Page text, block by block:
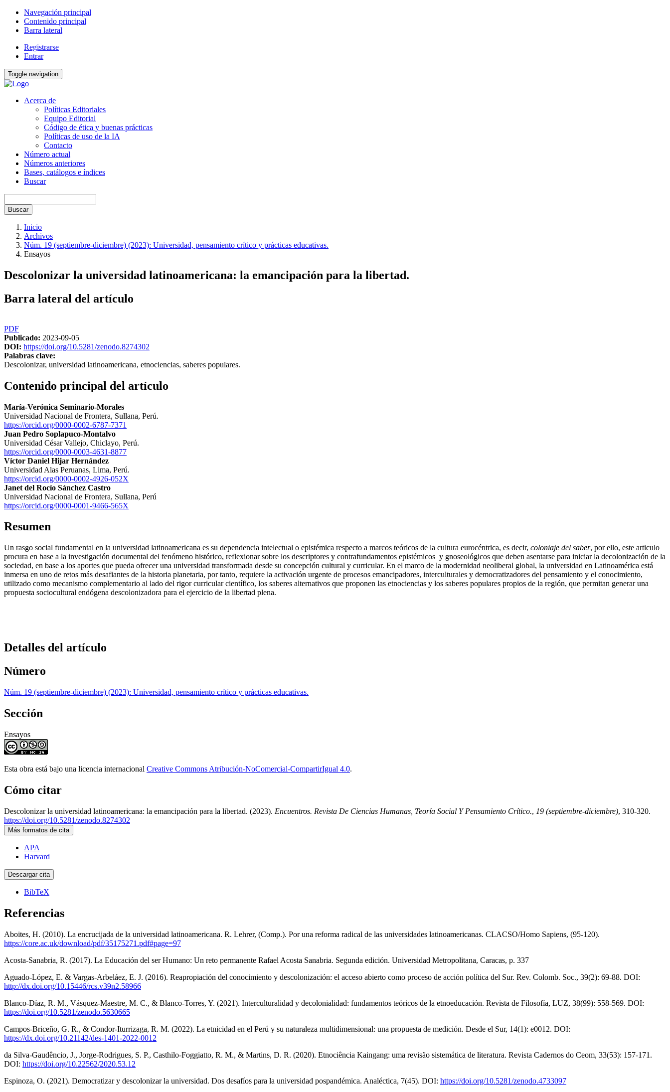
Navegación principal
Contenido principal
Barra lateral
Registrarse
Entrar
Toggle navigation
Acerca de
Políticas Editoriales
Equipo Editorial
Código de ética y buenas prácticas
Políticas de uso de la IA
Contacto
Número actual
Números anteriores
Bases, catálogos e índices
Buscar
Buscar
Inicio
Archivos
Núm. 19 (septiembre-diciembre) (2023): Universidad, pensamiento crítico y prácticas educativas.
Ensayos
Descolonizar la universidad latinoamericana: la emancipación para la libertad.
Barra lateral del artículo
PDF
Publicado: 2023-09-05
DOI: https://doi.org/10.5281/zenodo.8274302
Palabras clave:
Descolonizar, universidad latinoamericana, etnociencias, saberes populares.
Contenido principal del artículo
María-Verónica Seminario-Morales
Universidad Nacional de Frontera, Sullana, Perú.
https://orcid.org/0000-0002-6787-7371
Juan Pedro Soplapuco-Montalvo
Universidad César Vallejo, Chiclayo, Perú.
https://orcid.org/0000-0003-4631-8877
Víctor Daniel Hijar Hernández
Universidad Alas Peruanas, Lima, Perú.
https://orcid.org/0000-0002-4926-052X
Janet del Rocío Sánchez Castro
Universidad Nacional de Frontera, Sullana, Perú
https://orcid.org/0000-0001-9466-565X
Resumen
Un rasgo social fundamental en la universidad latinoamericana es su dependencia intelectual o epistémica respecto a marcos teóricos de la cultura eurocéntrica, es decir, coloniaje del saber, por ello, este articulo
procura en base a la investigación documental del fenómeno histórico, reflexionar sobre los descriptores y contrafundamentos epistémicos y gnoseológicos que deben asentarse para iniciar la decolonización de la
sociedad, en base a los aportes que pueda ofrecer una universidad transformada desde su concepción cultural y curricular. En el marco de la modernidad neoliberal global, la universidad en Latinoamérica está
inmersa en uno de retos más desafiantes de la historia planetaria, por tanto, requiere la activación urgente de procesos emancipadores, interculturales y democratizadores del pensamiento y el conocimiento,
utilizado como mecanismo complementario al lado del rigor curricular científico, los saberes alternativos que proponen las etnociencias y los saberes populares propios de la región, que permitan generar una
propuesta sociocultural endógena descolonizadora para el ejercicio de la libertad plena.
Detalles del artículo
Número
Núm. 19 (septiembre-diciembre) (2023): Universidad, pensamiento crítico y prácticas educativas.
Sección
Ensayos
Esta obra está bajo una licencia internacional Creative Commons Atribución-NoComercial-CompartirIgual 4.0.
Cómo citar
Descolonizar la universidad latinoamericana: la emancipación para la libertad. (2023). Encuentros. Revista De Ciencias Humanas, Teoría Social Y Pensamiento Crítico., 19 (septiembre-diciembre), 310-320.
https://doi.org/10.5281/zenodo.8274302
Más formatos de cita
APA
Harvard
Descargar cita
BibTeX
Referencias
Aboites, H. (2010). La encrucijada de la universidad latinoamericana. R. Lehrer, (Comp.). Por una reforma radical de las universidades latinoamericanas. CLACSO/Homo Sapiens, (95-120).
https://core.ac.uk/download/pdf/35175271.pdf#page=97
Acosta-Sanabria, R. (2017). La Educación del ser Humano: Un reto permanente Rafael Acosta Sanabria. Segunda edición. Universidad Metropolitana, Caracas, p. 337
Aguado-López, E. & Vargas-Arbeláez, E. J. (2016). Reapropiación del conocimiento y descolonización: el acceso abierto como proceso de acción política del Sur. Rev. Colomb. Soc., 39(2): 69-88. DOI:
http://dx.doi.org/10.15446/rcs.v39n2.58966
Blanco-Díaz, R. M., Vásquez-Maestre, M. C., & Blanco-Torres, Y. (2021). Interculturalidad y decolonialidad: fundamentos teóricos de la etnoeducación. Revista de Filosofía, LUZ, 38(99): 558-569. DOI:
https://doi.org/10.5281/zenodo.5630665
Campos-Briceño, G. R., & Condor-Iturrizaga, R. M. (2022). La etnicidad en el Perú y su naturaleza multidimensional: una propuesta de medición. Desde el Sur, 14(1): e0012. DOI:
https://dx.doi.org/10.21142/des-1401-2022-0012
da Silva-Gaudêncio, J., Jorge-Rodrigues, S. P., Casthilo-Foggiatto, R. M., & Martins, D. R. (2020). Etnociência Kaingang: uma revisão sistemática de literatura. Revista Cadernos do Ceom, 33(53): 157-171.
DOI: https://doi.org/10.22562/2020.53.12
Espinoza, O. (2021). Democratizar y descolonizar la universidad. Dos desafíos para la universidad pospandémica. Analéctica, 7(45). DOI: https://doi.org/10.5281/zenodo.4733097